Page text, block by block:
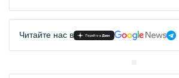
Читайте нас в